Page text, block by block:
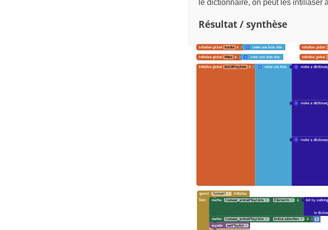
le dictionnaire, on peut les intiliaser
Résultat / synthèse